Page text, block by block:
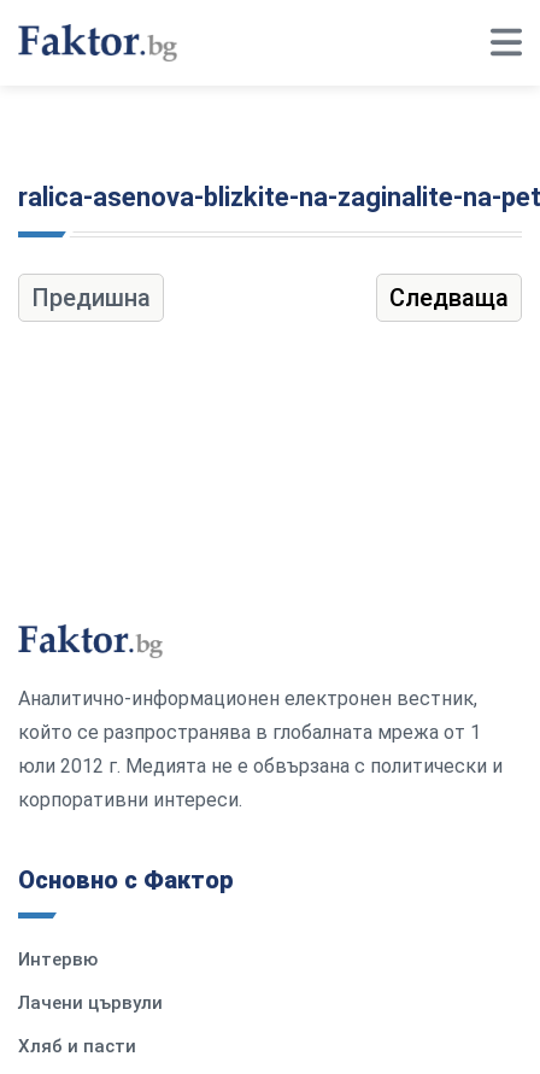
ralica-asenova-blizkite-na-zaginalite-na-
Предишна Следваща
Аналитично-информационен електронен вестник,
който се разпространява в глобалната мрежа от 1
юли 2012 г. Медията не е обвързана с политически и
корпоративни интереси.
Основно с Фактор
Интервю
Лачени цървули
Хляб и пасти